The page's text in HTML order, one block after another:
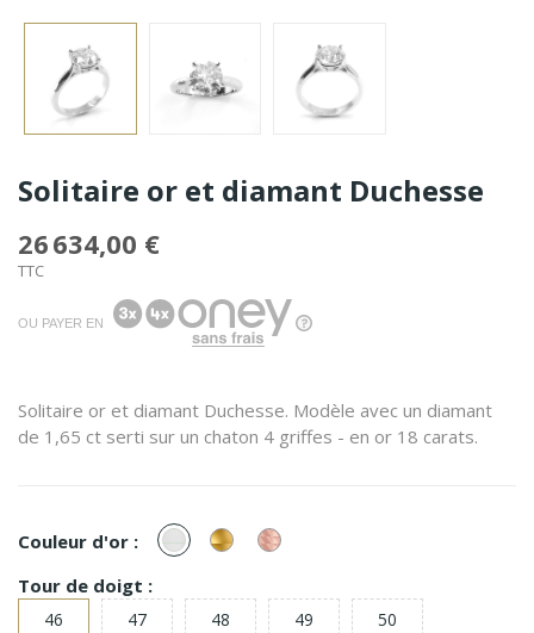
Solitaire or et diamant Duchesse
26 634,00 €
TTC
OU PAYER EN
Solitaire or et diamant Duchesse. Modèle avec un diamant
de 1,65 ct serti sur un chaton 4 griffes - en or 18 carats.
Couleur d'or : or
Blanc
or
Jaune
or
Rose
Tour de doigt :
46 47 48 49
50